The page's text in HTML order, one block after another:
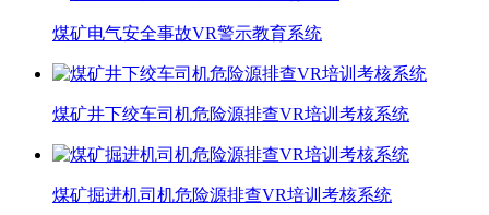
煤矿电气安全事故VR警示教育系统
煤矿井下绞车司机危险源排查VR培训考核系统
煤矿掘进机司机危险源排查VR培训考核系统